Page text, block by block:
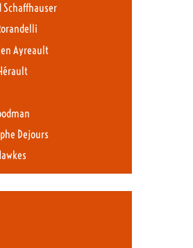
Schaffhauser
Ayreault
Dejours